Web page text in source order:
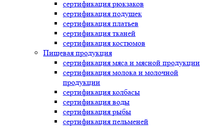
сертификация рюкзаков
сертификация подушек
сертификация платьев
сертификация тканей
сертификация костюмов
Пищевая продукция
сертификация мяса и мясной продукции
сертификация молока и молочной
продукции
сертификация колбасы
сертификация воды
сертификация рыбы
сертификация пельменей